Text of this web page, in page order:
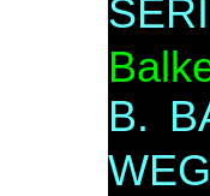
B.